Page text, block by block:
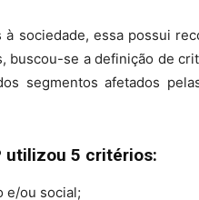
sociedade, essa possui
buscou-se a definição de
segmentos afetados
utilizou 5 critérios:
e/ou social;